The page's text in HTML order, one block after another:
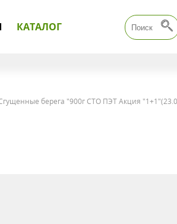
КАТАЛОГ
берега "900г СТО ПЭТ Акция